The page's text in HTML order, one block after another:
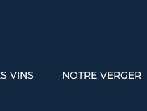
VINS NOTRE VERGER